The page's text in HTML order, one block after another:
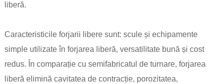
liberă.
Caracteristicile forjarii libere sunt: ​​scule și echipamente
simple utilizate în forjarea liberă, versatilitate bună și cost
redus. În comparație cu semifabricatul de turnare, forjarea
liberă elimină cavitatea de contracție, porozitatea,